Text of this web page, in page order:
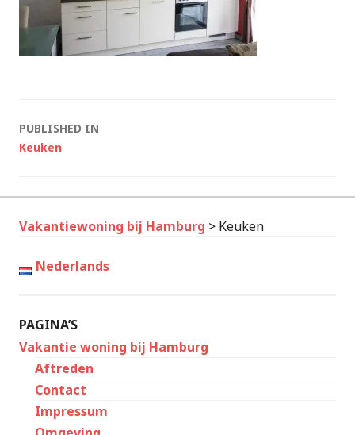
Post
PUBLISHED IN
Keuken
Vakantiewoning bij Hamburg > Keuken
Nederlands
PAGINA’S
Vakantie woning bij Hamburg
Aftreden
Contact
Impressum